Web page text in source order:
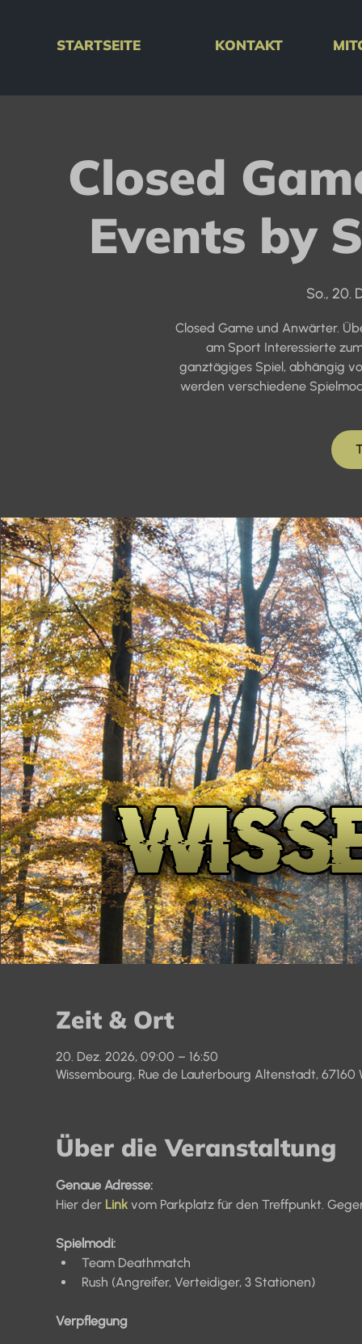
STARTSEITE KONTAKT
Closed
Events by
So., 20.
Closed Game und Anwärter.
am Sport Interessierte
ganztägiges Spiel, abhängig
werden verschiedene
Zeit & Ort
20. Dez. 2026, 09:00 – 16:50
Wissembourg, Rue de Lauterbourg Altenstadt, 67160
Über die Veranstaltung
Genaue Adresse:
Hier der Link vom Parkplatz für den Treffpunkt.
Spielmodi:
Team Deathmatch
Rush (Angreifer, Verteidiger, 3 Stationen)
Verpflegung